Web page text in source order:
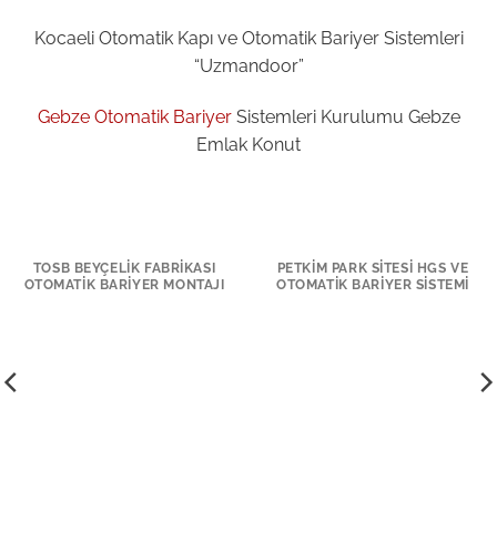
Kocaeli Otomatik Kapı ve Otomatik Bariyer Sistemleri
“Uzmandoor”
Gebze Otomatik BariyerSistemleri Kurulumu Gebze
Emlak Konut
TOSB BEYÇELIK FABRIKASI
OTOMATIK BARIYER MONTAJI
PETKIM PARK SITESI HGS VE
OTOMATIK BARIYER SISTEMI